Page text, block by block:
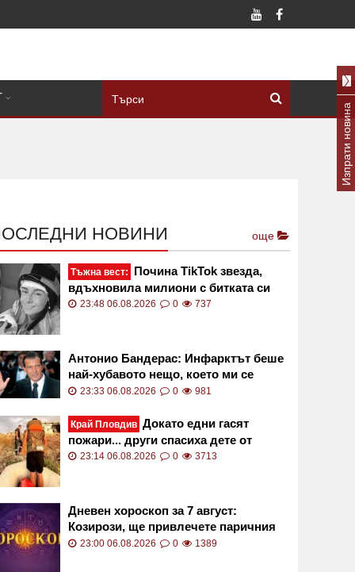
НОВИНИ още
Тъжна вест:
Почина TikTok звезда,
вдъхновила милиони с битката си
срещу рядък рак
23:48 06.08.2026 0 737
Антонио Бандерас: Инфарктът беше
най-хубавото нещо, което ми се
случи
23:33 06.08.2026 0 981
Край Пловдив Докато едни гасят
пожари... други спасиха дете от
сигурна смърт във водите на язовир
23:14 06.08.2026 0 3713
Дневен хороскоп за 7 август:
Козирози, ще привлечете паричния
поток към вас!
23:00 06.08.2026 0 1389
Изпрати новина